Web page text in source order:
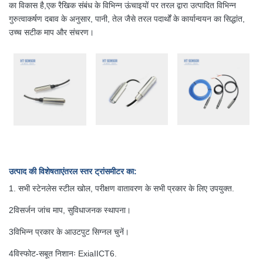
का विकास है,एक रैखिक संबंध के विभिन्न ऊंचाइयों पर तरल द्वारा उत्पादित विभिन्न
गुरुत्वाकर्षण दबाव के अनुसार, पानी, तेल जैसे तरल पदार्थों के कार्यान्वयन का सिद्धांत,
उच्च सटीक माप और संचरण।
उत्पाद की विशेषताएंतरल स्तर ट्रांसमीटर का:
1. सभी स्टेनलेस स्टील खोल, परीक्षण वातावरण के सभी प्रकार के लिए उपयुक्त.
2विसर्जन जांच माप, सुविधाजनक स्थापना।
3विभिन्न प्रकार के आउटपुट सिग्नल चुनें।
4विस्फोट-सबूत निशानः ExiaIICT6.